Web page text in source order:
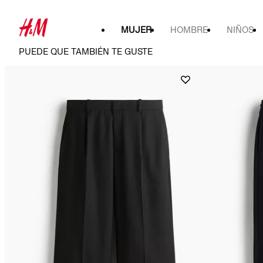
MUJER HOMBRE NIÑOS
PUEDE QUE TAMBIÉN TE GUSTE